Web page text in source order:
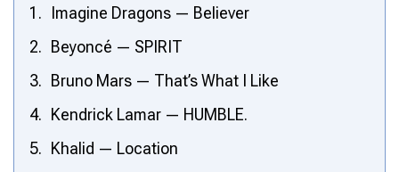
Imagine Dragons — Believer
Beyoncé — SPIRIT
Bruno Mars — That’s What I Like
Kendrick Lamar — HUMBLE.
Khalid — Location